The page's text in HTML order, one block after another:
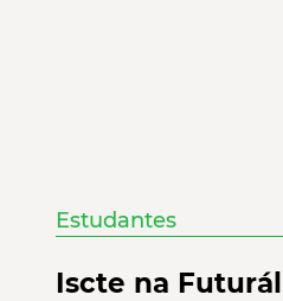
Estudantes
Iscte na